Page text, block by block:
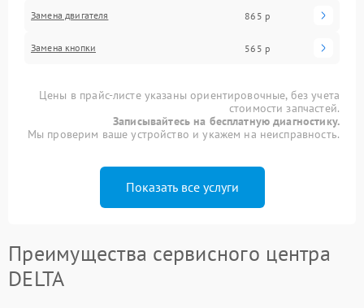
Замена двигателя 865 р
Замена кнопки 565 р
Цены в прайс-листе указаны ориентировочные, без учета
стоимости запчастей.
Записывайтесь на бесплатную диагностику.
Мы проверим ваше устройство и укажем на неисправность.
Показать все услуги
Преимущества сервисного центра
DELTA